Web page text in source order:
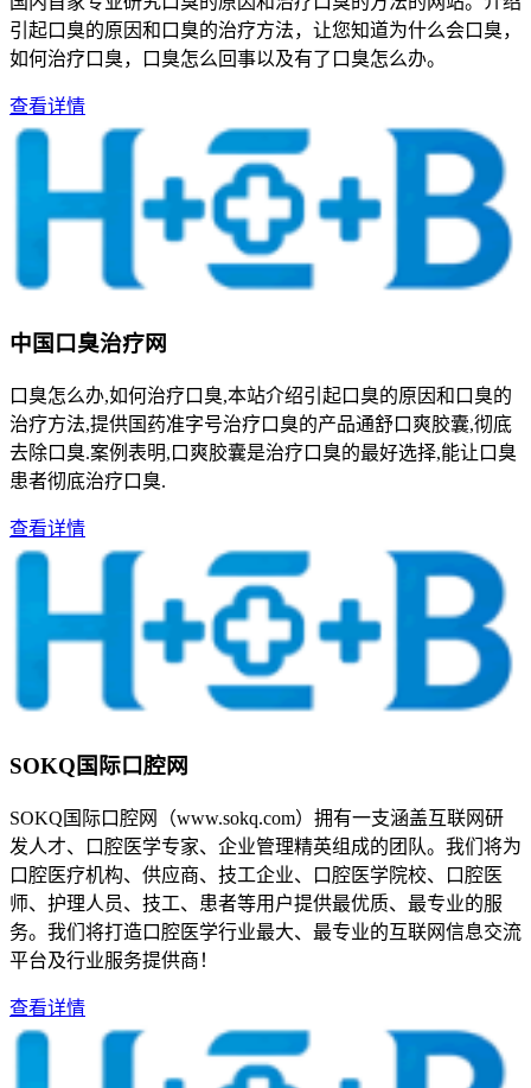
引起口臭的原因和口臭的治疗方法，让您知道为什么会口臭，
如何治疗口臭，口臭怎么回事以及有了口臭怎么办。
查看详情
中国口臭治疗网
口臭怎么办,如何治疗口臭,本站介绍引起口臭的原因和口臭的
治疗方法,提供国药准字号治疗口臭的产品通舒口爽胶囊,彻底
去除口臭.案例表明,口爽胶囊是治疗口臭的最好选择,能让口臭
患者彻底治疗口臭.
查看详情
SOKQ国际口腔网
SOKQ国际口腔网（www.sokq.com）拥有一支涵盖互联网研
发人才、口腔医学专家、企业管理精英组成的团队。我们将为
口腔医疗机构、供应商、技工企业、口腔医学院校、口腔医
师、护理人员、技工、患者等用户提供最优质、最专业的服
务。我们将打造口腔医学行业最大、最专业的互联网信息交流
平台及行业服务提供商！
查看详情